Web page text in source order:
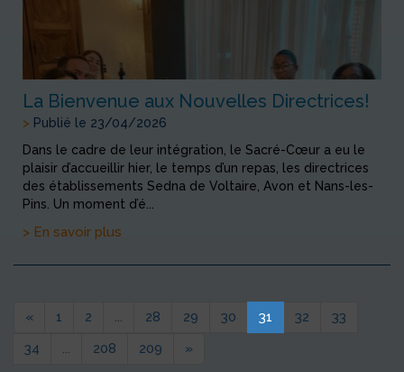
La Bienvenue aux Nouvelles Directrices!
> Publié le 23/04/2026
Dans le cadre de leur intégration, le Sacré-Cœur a eu le
plaisir d’accueillir hier, le temps d’un repas, les directrices
des établissements Sedna de Voltaire, Avon et Nans-les-
Pins. Un moment d’é...
> En savoir plus
« 1 2 ... 28 29 30 31 32
33
34
... 208 209 »